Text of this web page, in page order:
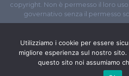
copyright. Non è permesso il loro
governativo senza il permesso
// P.I.
© Copyright 2020-2026 // Web
Utilizziamo i cookie per essere
migliore esperienza sul nostro
questo sito noi assumiamo